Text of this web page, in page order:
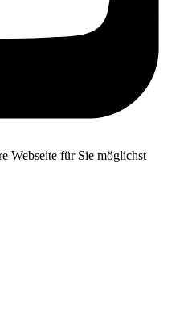
Webseite für Sie möglichst